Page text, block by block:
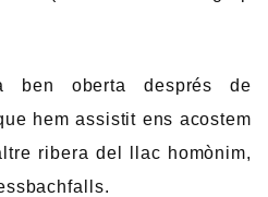
ben oberta després de
hem assistit ens acostem
ribera del llac homònim,